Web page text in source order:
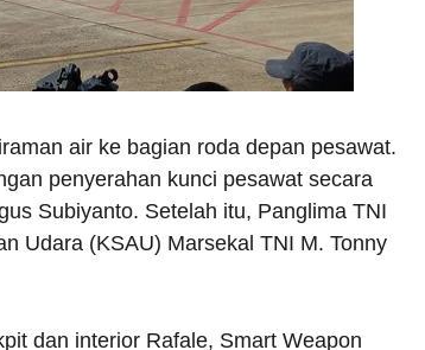
air ke bagian roda depan pesawat.
penyerahan kunci pesawat secara
Subiyanto. Setelah itu, Panglima TNI
Udara (KSAU) Marsekal TNI M. Tonny
dan interior Rafale, Smart Weapon